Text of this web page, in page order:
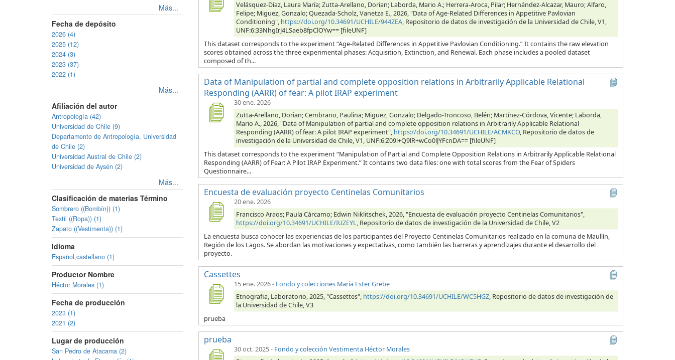
Más...
Fecha de depósito
2026 (4)
2025 (12)
2024 (3)
2023 (37)
2022 (1)
Más...
Afiliación del autor
Antropología (42)
Universidad de Chile (9)
Departamento de Antropología, Universidad
de Chile (2)
Universidad Austral de Chile (2)
Universidad de Aysén (2)
Más...
Clasificación de materias Término
Sombrero ((Bombín)) (1)
Textil ((Ropa)) (1)
Zapato ((Vestimenta)) (1)
Idioma
Español,castellano (1)
Productor Nombre
Héctor Morales (1)
Fecha de producción
2023 (1)
2021 (2)
Lugar de producción
San Pedro de Atacama (2)
Velásquez-Díaz, Laura María; Zutta-Arellano, Dorian; Laborda, Mario A.; Herrera-Aroca, Pilar; Hernández-Alcazar, Mauro; Alfaro,
Felipe; Miguez, Gonzalo; Quezada-Scholz, Vanetza E., 2026, "Data of Age-Related Differences in Appetitive Pavlovian
Conditioning", https://doi.org/10.34691/UCHILE/944ZEA, Repositorio de datos de investigación de la Universidad de Chile, V1,
UNF:6:33NhgIrJ4LSaeb8fpClOYw== [fileUNF]
This dataset corresponds to the experiment “Age-Related Differences in Appetitive Pavlovian Conditioning.” It contains the raw elevation
scores obtained across the three experimental phases: Acquisition, Extinction, and Renewal. Each phase includes a pooled dataset
composed of th...
Data of Manipulation of partial and complete opposition relations in Arbitrarily Applicable Relational
Responding (AARR) of fear: A pilot IRAP experiment
30 ene. 2026
Zutta-Arellano, Dorian; Cembrano, Paulina; Miguez, Gonzalo; Delgado-Troncoso, Belén; Martínez-Córdova, Vicente; Laborda,
Mario A., 2026, "Data of Manipulation of partial and complete opposition relations in Arbitrarily Applicable Relational
Responding (AARR) of fear: A pilot IRAP experiment", https://doi.org/10.34691/UCHILE/ACMKCO, Repositorio de datos de
investigación de la Universidad de Chile, V1, UNF:6:Z09l+Q9lR+wCo0lJYFcnDA== [fileUNF]
This dataset corresponds to the experiment “Manipulation of Partial and Complete Opposition Relations in Arbitrarily Applicable Relational
Responding (AARR) of Fear: A Pilot IRAP Experiment.” It contains two data files: one with total scores from the Fear of Spiders
Questionnaire...
Encuesta de evaluación proyecto Centinelas Comunitarios
20 ene. 2026
Francisco Araos; Paula Cárcamo; Edwin Niklitschek, 2026, "Encuesta de evaluación proyecto Centinelas Comunitarios",
https://doi.org/10.34691/UCHILE/IUZEYL, Repositorio de datos de investigación de la Universidad de Chile, V2
La encuesta busca conocer las experiencias de los participantes del Proyecto Centinelas Comunitarios realizado en la comuna de Maullín,
Región de los Lagos. Se abordan las motivaciones y expectativas, como también las barreras y aprendizajes durante el desarrollo del
proyecto.
Cassettes
15 ene. 2026- Fondo y colecciones María Ester Grebe
Etnografia, Laboratorio, 2025, "Cassettes", https://doi.org/10.34691/UCHILE/WC5HGZ, Repositorio de datos de investigación de
la Universidad de Chile, V3
prueba
prueba
30 oct. 2025- Fondo y colección Vestimenta Héctor Morales